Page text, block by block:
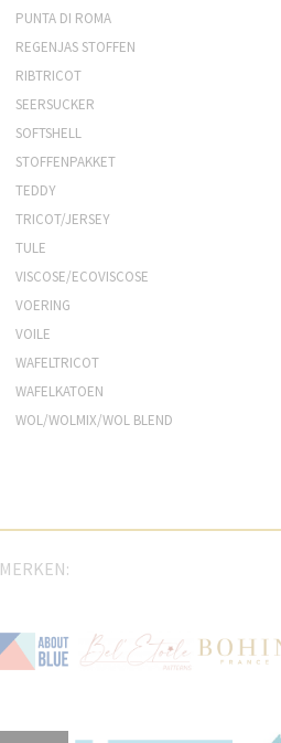
PUNTA DI ROMA
REGENJAS STOFFEN
RIBTRICOT
SEERSUCKER
SOFTSHELL
STOFFENPAKKET
TEDDY
TRICOT/JERSEY
TULE
VISCOSE/ECOVISCOSE
VOERING
VOILE
WAFELTRICOT
WAFELKATOEN
WOL/WOLMIX/WOL BLEND
MERKEN: